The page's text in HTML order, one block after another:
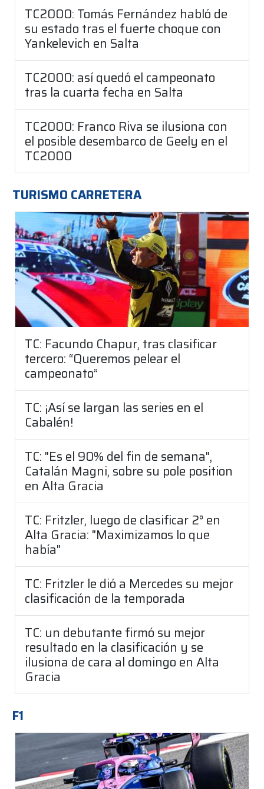
TC2000: Tomás Fernández habló de
su estado tras el fuerte choque con
Yankelevich en Salta
TC2000: así quedó el campeonato
tras la cuarta fecha en Salta
TC2000: Franco Riva se ilusiona con
el posible desembarco de Geely en el
TC2000
TURISMO CARRETERA
TC: Facundo Chapur, tras clasificar
tercero: “Queremos pelear el
campeonato”
TC: ¡Así se largan las series en el
Cabalén!
TC: "Es el 90% del fin de semana",
Catalán Magni, sobre su pole position
en Alta Gracia
TC: Fritzler, luego de clasificar 2° en
Alta Gracia: "Maximizamos lo que
había"
TC: Fritzler le dió a Mercedes su mejor
clasificación de la temporada
TC: un debutante firmó su mejor
resultado en la clasificación y se
ilusiona de cara al domingo en Alta
Gracia
F1